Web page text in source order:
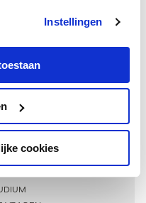
Instellingen
cookies